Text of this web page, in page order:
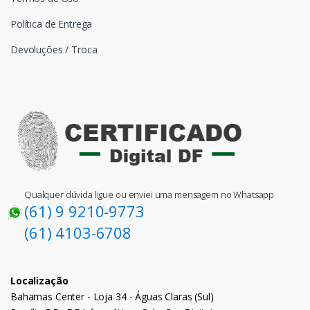
Política de Entrega
Devoluções / Troca
Qualquer dúvida ligue ou enviei uma mensagem no Whatsapp
(61) 9 9210-9773
(61) 4103-6708
Localização
Bahamas Center - Loja 34 - Águas Claras (Sul)